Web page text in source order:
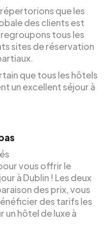
que les
des clients est
regroupons tous les
sites de réservation
que tous les hôtels
un excellent séjour à
vous offrir le
à Dublin ! Les deux
des prix, vous
des tarifs les
un hôtel de luxe à